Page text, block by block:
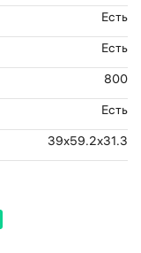
Есть
Есть
800
Есть
39x59.2x31.3